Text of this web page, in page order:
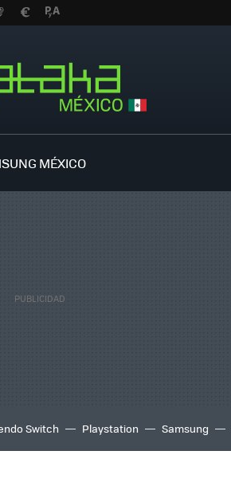
MÉXICO
Switch Playstation Samsung